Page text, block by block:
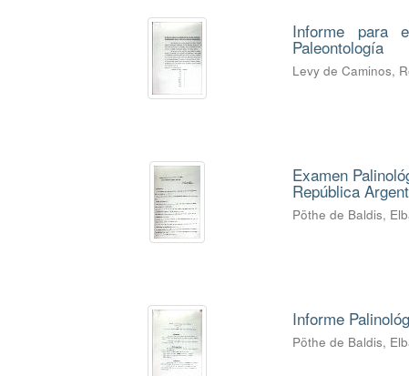
Informe para
Paleontología
Levy de Caminos,
Examen
República
Pöthe de Baldis,
Informe
Pöthe de Baldis,